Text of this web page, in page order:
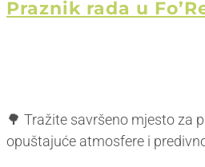
Praznik rada u
🌳 Tražite savršeno mjesto za
opuštajuće atmosfere i